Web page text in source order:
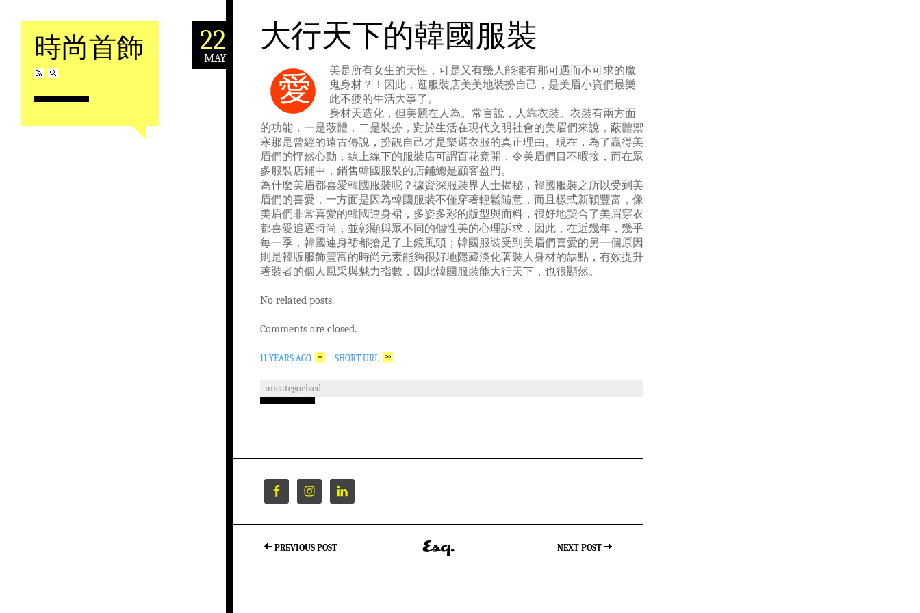
時尚首飾
Skip to content
22
MAY
大行天下的韓國服裝
愛
美是所有女生的天性，可是又有幾人能擁有那可遇而不可求的魔
鬼身材？！因此，逛服裝店美美地裝扮自己，是美眉小資們最樂
此不疲的生活大事了。
身材天造化，但美麗在人為。常言說，人靠衣裝。衣裝有兩方面
的功能，一是蔽體，二是裝扮，對於生活在現代文明社會的美眉們來說，蔽體禦
寒那是曾經的遠古傳說，扮靚自己才是樂選衣服的真正理由。現在，為了贏得美
眉們的怦然心動，線上線下的服裝店可謂百花竟開，令美眉們目不暇接，而在眾
多服裝店鋪中，銷售韓國服裝的店鋪總是顧客盈門。
為什麼美眉都喜愛韓國服裝呢？據資深服裝界人士揭秘，韓國服裝之所以受到美
眉們的喜愛，一方面是因為韓國服裝不僅穿著輕鬆隨意，而且樣式新穎豐富，像
美眉們非常喜愛的韓國連身裙，多姿多彩的版型與面料，很好地契合了美眉穿衣
都喜愛追逐時尚，並彰顯與眾不同的個性美的心理訴求，因此，在近幾年，幾乎
每一季，韓國連身裙都搶足了上鏡風頭；韓國服裝受到美眉們喜愛的另一個原因
則是韓版服飾豐富的時尚元素能夠很好地隱藏淡化著裝人身材的缺點，有效提升
著裝者的個人風采與魅力指數，因此韓國服裝能大行天下，也很顯然。
No related posts.
Comments are closed.
11 YEARS AGO SHORT URL
uncategorized
PREVIOUS POST NEXT POST